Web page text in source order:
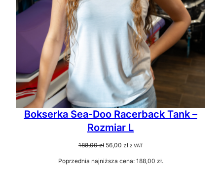
Bokserka Sea-Doo Racerback Tank –
Rozmiar L
188,00zł Pierwotna
wynosiła:
56,00 złAktualna
wynosi:
z VAT
Poprzednia najniższa cena: 188,00 zł.